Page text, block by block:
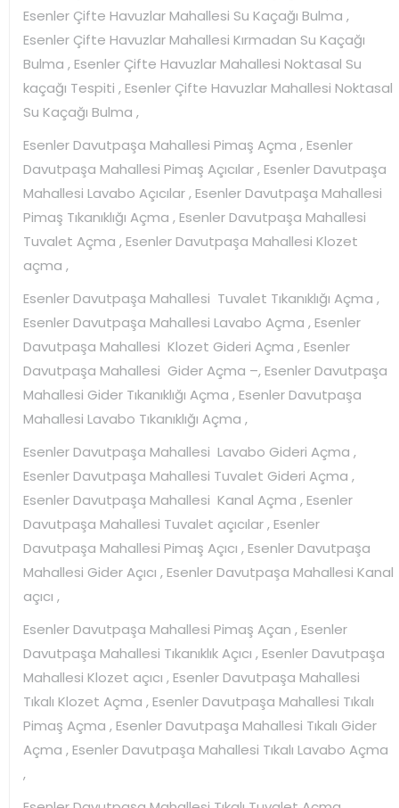
Esenler Çifte Havuzlar Mahallesi Su Kaçağı Bulma ,
Esenler Çifte Havuzlar Mahallesi Kırmadan Su Kaçağı
Bulma , Esenler Çifte Havuzlar Mahallesi Noktasal Su
kaçağı Tespiti , Esenler Çifte Havuzlar Mahallesi Noktasal
Su Kaçağı Bulma ,
Esenler Davutpaşa Mahallesi Pimaş Açma , Esenler
Davutpaşa Mahallesi Pimaş Açıcılar , Esenler Davutpaşa
Mahallesi Lavabo Açıcılar , Esenler Davutpaşa Mahallesi
Pimaş Tıkanıklığı Açma , Esenler Davutpaşa Mahallesi
Tuvalet Açma , Esenler Davutpaşa Mahallesi Klozet
açma ,
Esenler Davutpaşa Mahallesi Tuvalet Tıkanıklığı Açma ,
Esenler Davutpaşa Mahallesi Lavabo Açma , Esenler
Davutpaşa Mahallesi Klozet Gideri Açma , Esenler
Davutpaşa Mahallesi Gider Açma –, Esenler Davutpaşa
Mahallesi Gider Tıkanıklığı Açma , Esenler Davutpaşa
Mahallesi Lavabo Tıkanıklığı Açma ,
Esenler Davutpaşa Mahallesi Lavabo Gideri Açma ,
Esenler Davutpaşa Mahallesi Tuvalet Gideri Açma ,
Esenler Davutpaşa Mahallesi Kanal Açma , Esenler
Davutpaşa Mahallesi Tuvalet açıcılar , Esenler
Davutpaşa Mahallesi Pimaş Açıcı , Esenler Davutpaşa
Mahallesi Gider Açıcı , Esenler Davutpaşa Mahallesi Kanal
açıcı ,
Esenler Davutpaşa Mahallesi Pimaş Açan , Esenler
Davutpaşa Mahallesi Tıkanıklık Açıcı , Esenler Davutpaşa
Mahallesi Klozet açıcı , Esenler Davutpaşa Mahallesi
Tıkalı Klozet Açma , Esenler Davutpaşa Mahallesi Tıkalı
Pimaş Açma , Esenler Davutpaşa Mahallesi Tıkalı Gider
Açma , Esenler Davutpaşa Mahallesi Tıkalı Lavabo Açma
,